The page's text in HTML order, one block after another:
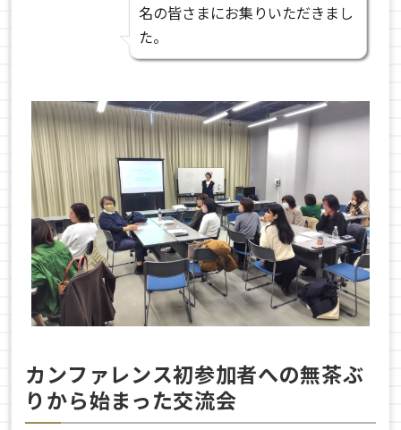
名の皆さまにお集りいただきまし
た。
カンファレンス初参加者への無茶ぶ
りから始まった交流会